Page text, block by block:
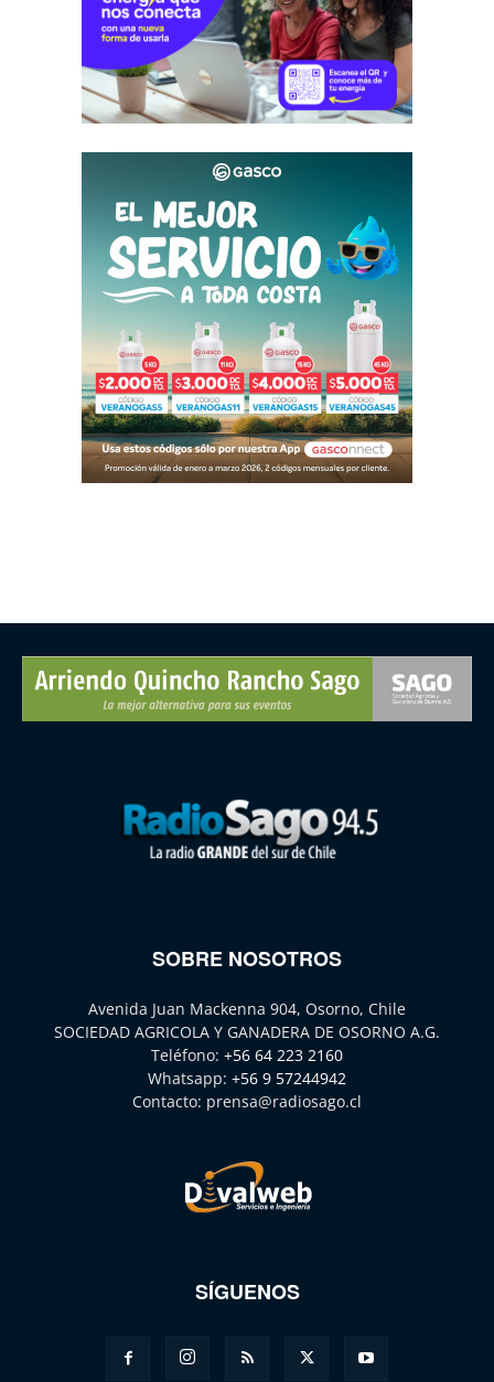
SOBRE NOSOTROS
Avenida Juan Mackenna 904, Osorno, Chile
SOCIEDAD AGRICOLA Y GANADERA DE OSORNO A.G.
Teléfono: +56 64 223 2160
Whatsapp: +56 9 57244942
Contacto: prensa@radiosago.cl
SÍGUENOS